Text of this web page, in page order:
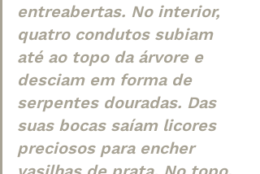
entreabertas. No interior,
quatro condutos subiam
até ao topo da árvore e
desciam em forma de
serpentes douradas. Das
suas bocas saíam licores
preciosos para encher